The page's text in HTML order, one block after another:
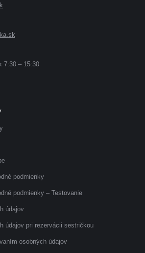
7:30 – 15:30
podmienky
podmienky – Testovanie
údajov
údajov pri rezervácii sestričkou
osobných údajov